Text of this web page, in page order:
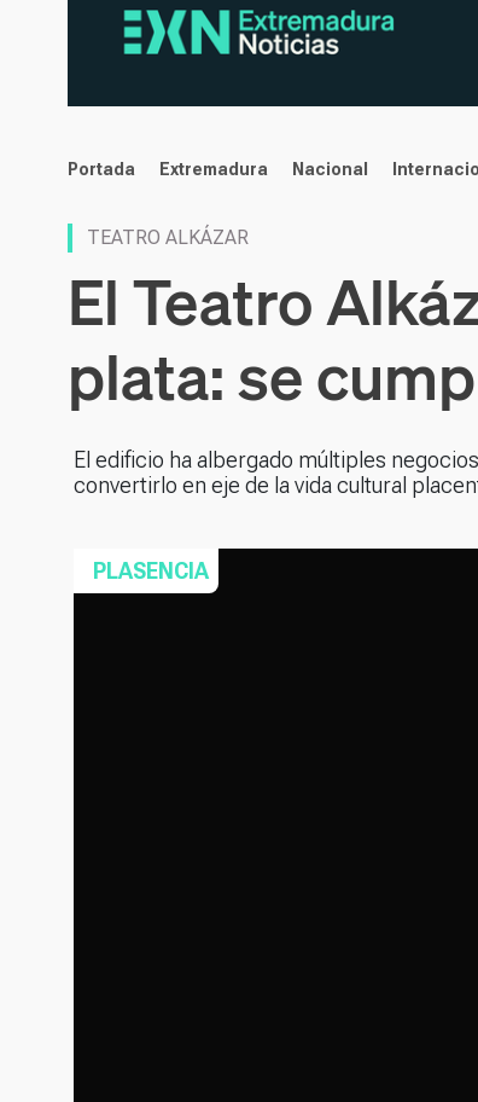
noticias
Portada Extremadura Nacional
TEATRO ALKÁZAR
El Teatro
plata: se
El edificio ha albergado múltiples
convertirlo en eje de la vida cultural
PLASENCIA